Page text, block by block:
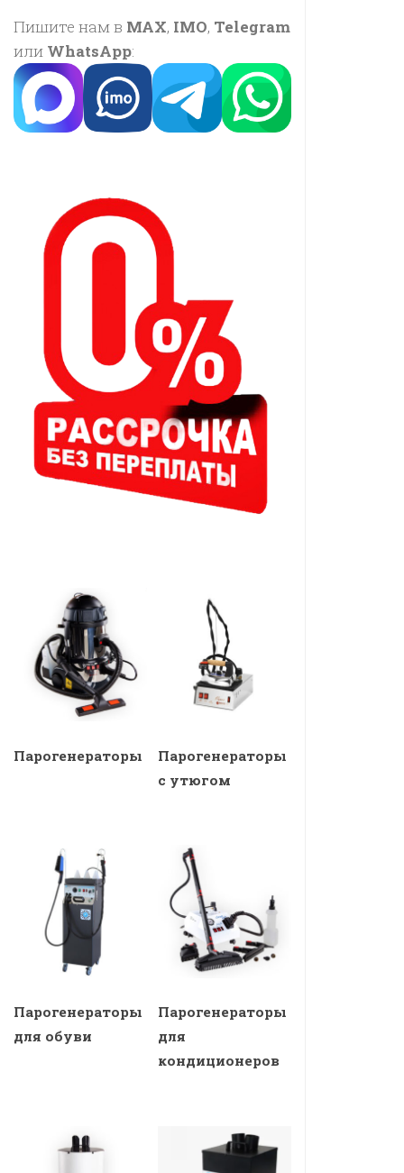
Пишите нам в MAX, IMO, Telegram
или WhatsApp:
Парогенераторы
Парогенераторы
с утюгом
Парогенераторы
для обуви
Парогенераторы
для
кондиционеров